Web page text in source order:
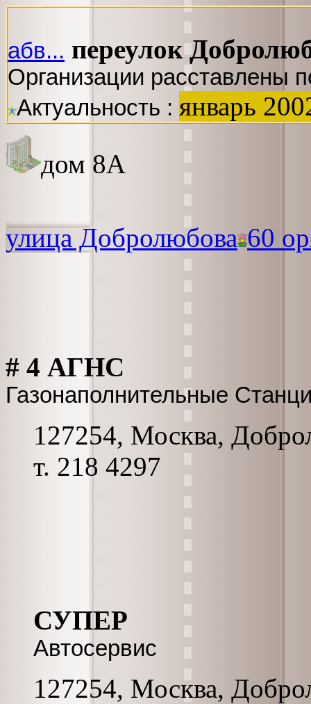
абв... переулок
Организации расставлены
Актуальность : январь
дом 8А
улица Добролюбова 60
# 4 АГНС
Газонаполнительные
127254, Москва,
т. 218 4297
СУПЕР
Автосервис
127254, Москва,